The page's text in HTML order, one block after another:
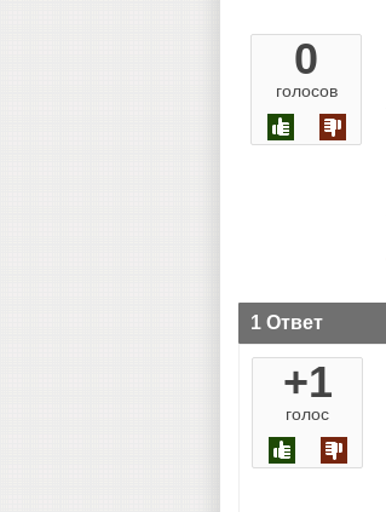
0
голосов
1 Ответ
+1
голос